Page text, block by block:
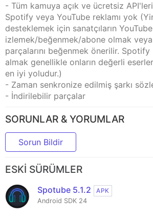
- Tüm kamuya açık ve ücretsiz
Spotify veya YouTube reklamı yok
desteklemek için sanatçıların YouTube
izlemek/beğenmek/abone olmak
parçalarını beğenmek önerilir. Spotify
almak genellikle onların değerli
en iyi yoludur.)
- Zaman senkronize edilmiş şarkı
- İndirilebilir parçalar
SORUNLAR & YORUMLAR
Sorun Bildir
ESKI SÜRÜMLER
Spotube 5.1.2
APK
Android SDK 24